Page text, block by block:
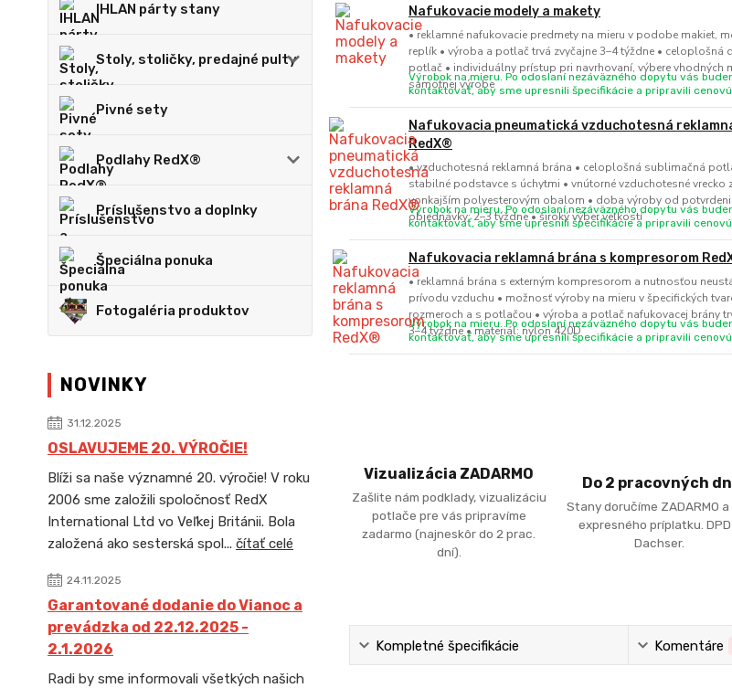
IHLAN párty stany
Stoly, stoličky, predajné pulty
Pivné sety
Podlahy RedX®
Príslušenstvo a doplnky
Špeciálna ponuka
Fotogaléria produktov
NOVINKY
31.12.2025
OSLAVUJEME 20. VÝROČIE!
Blíži sa naše významné 20. výročie! V roku
2006 sme založili spoločnosť RedX
International Ltd vo Veľkej Británii. Bola
založená ako sesterská spol... čítať celé
24.11.2025
Garantované dodanie do Vianoc a
prevádzka od 22.12.2025 -
2.1.2026
Radi by sme informovali všetkých našich
Nafukovacie modely a makety
• reklamné nafukovacie predmety na mieru v podobe makiet,
replík • výroba a potlač trvá zvyčajne 3–4 týždne • celoplošná
potlač • individuálny prístup pri navrhovaní, výbere vhodných
samotnej výrobe
Výrobok na mieru. Po odoslaní nezáväzného dopytu vás
kontaktovať, aby sme upresnili špecifikácie a pripravili cenovú
Nafukovacia pneumatická vzduchotesná
RedX®
• vzduchotesná reklamná brána • celoplošná sublimačná
stabilné podstavce s úchytmi • vnútorné vzduchotesné vrecko
vonkajším polyesterovým obalom • doba výroby od
objednávky: 2–3 týždne • široký výber veľkostí
Výrobok na mieru. Po odoslaní nezáväzného dopytu vás
kontaktovať, aby sme upresnili špecifikácie a pripravili cenovú
Nafukovacia reklamná brána s kompresorom
• reklamná brána s externým kompresorom a nutnosťou
prívodu vzduchu • možnosť výroby na mieru v špecifických
rozmeroch a s potlačou • výroba a potlač nafukovacej brány
3–4 týždne • materiál: nylon 420D
Výrobok na mieru. Po odoslaní nezáväzného dopytu vás
kontaktovať, aby sme upresnili špecifikácie a pripravili cenovú
Vizualizácia ZADARMO
Zašlite nám podklady, vizualizáciu
potlače pre vás pripravíme
zadarmo (najneskôr do 2 prac.
dní).
Do 2 pracovných
Stany doručíme ZADARMO a
expresného príplatku. DPD
Dachser.
Kompletné špecifikácie Komentáre